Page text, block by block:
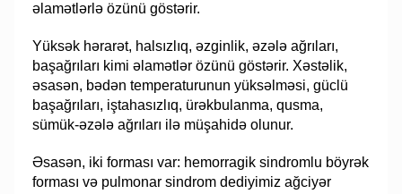
əlamətlərlə özünü göstərir.
Yüksək hərarət, halsızlıq, əzginlik, əzələ ağrıları,
başağrıları kimi əlamətlər özünü göstərir. Xəstəlik,
əsasən, bədən temperaturunun yüksəlməsi, güclü
başağrıları, iştahasızlıq, ürəkbulanma, qusma,
sümük-əzələ ağrıları ilə müşahidə olunur.
Əsasən, iki forması var: hemorragik sindromlu böyrək
forması və pulmonar sindrom dediyimiz ağciyər